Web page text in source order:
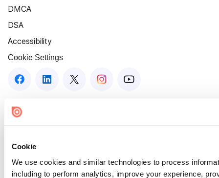
Cookie
We use cookies and similar technologies to process
including to perform analytics, improve your experience,
DMCA
DSA
Accessibility
Cookie Settings